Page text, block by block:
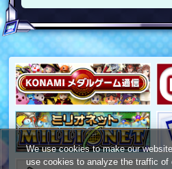
We use cookies to make our
use cookies to analyze the traffic of